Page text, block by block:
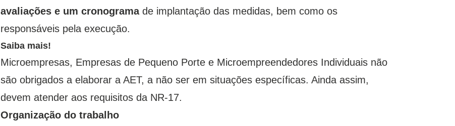
avaliações e um cronogramade implantação das medidas, bem como os
responsáveis pela execução.
Saiba mais!
Microempresas, Empresas de Pequeno Porte e Microempreendedores Individuais não
são obrigados a elaborar a AET, a não ser em situações específicas. Ainda assim,
devem atender aos requisitos da NR-17.
Organização do trabalho